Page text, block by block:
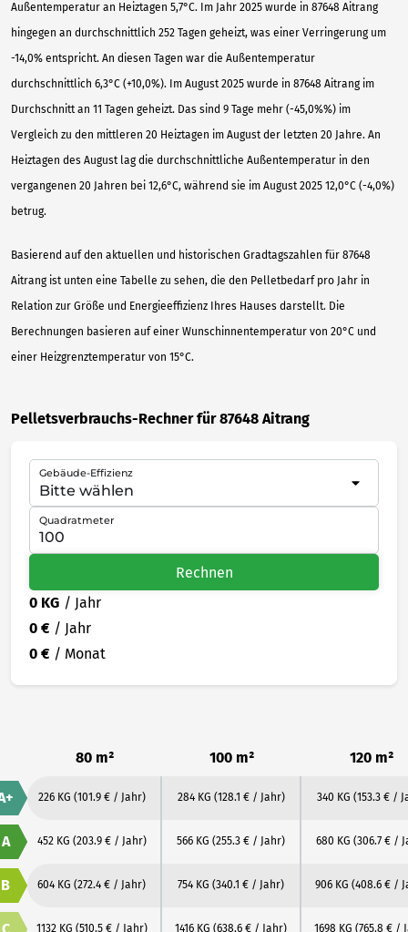
Außentemperatur an Heiztagen 5,7°C. Im Jahr 2025 wurde in 87648 Aitrang
hingegen an durchschnittlich 252 Tagen geheizt, was einer Verringerung um
-14,0% entspricht. An diesen Tagen war die Außentemperatur
durchschnittlich 6,3°C (+10,0%). Im August 2025 wurde in 87648 Aitrang im
Durchschnitt an 11 Tagen geheizt. Das sind 9 Tage mehr (-45,0%%) im
Vergleich zu den mittleren 20 Heiztagen im August der letzten 20 Jahre. An
Heiztagen des August lag die durchschnittliche Außentemperatur in den
vergangenen 20 Jahren bei 12,6°C, während sie im August 2025 12,0°C (-4,0%)
betrug.
Basierend auf den aktuellen und historischen Gradtagszahlen für 87648
Aitrang ist unten eine Tabelle zu sehen, die den Pelletbedarf pro Jahr in
Relation zur Größe und Energieeffizienz Ihres Hauses darstellt. Die
Berechnungen basieren auf einer Wunschinnentemperatur von 20°C und
einer Heizgrenztemperatur von 15°C.
Pelletsverbrauchs-Rechner für 87648 Aitrang
Gebäude-Effizienz
Quadratmeter
Rechnen
0 KG / Jahr
0 € / Jahr
0 € / Monat
80 m² 100 m² 120 m²
226 KG (101.9 € / Jahr) 284 KG (128.1 € / Jahr) 340 KG (153.3 € /
A 452 KG (203.9 € / Jahr) 566 KG (255.3 € / Jahr) 680 KG (306.7 € /
B 604 KG (272.4 € / Jahr) 754 KG (340.1 € / Jahr) 906 KG (408.6 € /
1132 KG (510.5 € / Jahr) 1416 KG (638.6 € / Jahr) 1698 KG (765.8 € /